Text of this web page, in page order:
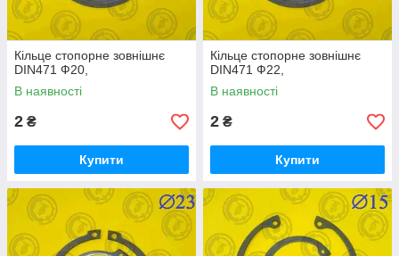
Кільце стопорне зовнішнє
DIN471 Ф20,
В наявності
2 ₴
Купити
Кільце стопорне зовнішнє
DIN471 Ф22,
В наявності
2 ₴
Купити